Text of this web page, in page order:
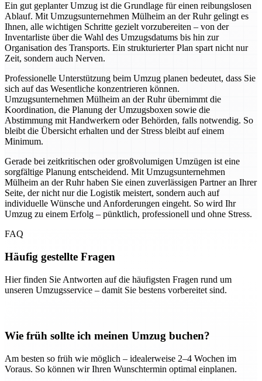
Ein gut geplanter Umzug ist die Grundlage für einen reibungslosen
Ablauf. Mit Umzugsunternehmen Mülheim an der Ruhr gelingt es
Ihnen, alle wichtigen Schritte gezielt vorzubereiten – von der
Inventarliste über die Wahl des Umzugsdatums bis hin zur
Organisation des Transports. Ein strukturierter Plan spart nicht nur
Zeit, sondern auch Nerven.
Professionelle Unterstützung beim Umzug planen bedeutet, dass Sie
sich auf das Wesentliche konzentrieren können.
Umzugsunternehmen Mülheim an der Ruhr übernimmt die
Koordination, die Planung der Umzugsboxen sowie die
Abstimmung mit Handwerkern oder Behörden, falls notwendig. So
bleibt die Übersicht erhalten und der Stress bleibt auf einem
Minimum.
Gerade bei zeitkritischen oder großvolumigen Umzügen ist eine
sorgfältige Planung entscheidend. Mit Umzugsunternehmen
Mülheim an der Ruhr haben Sie einen zuverlässigen Partner an Ihrer
Seite, der nicht nur die Logistik meistert, sondern auch auf
individuelle Wünsche und Anforderungen eingeht. So wird Ihr
Umzug zu einem Erfolg – pünktlich, professionell und ohne Stress.
FAQ
Häufig gestellte Fragen
Hier finden Sie Antworten auf die häufigsten Fragen rund um
unseren Umzugsservice – damit Sie bestens vorbereitet sind.
Wie früh sollte ich meinen Umzug buchen?
Am besten so früh wie möglich – idealerweise 2–4 Wochen im
Voraus. So können wir Ihren Wunschtermin optimal einplanen.